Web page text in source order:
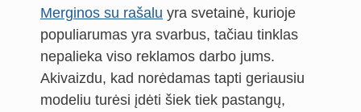
Merginos su rašalu yra svetainė, kurioje
populiarumas yra svarbus, tačiau tinklas
nepalieka viso reklamos darbo jums.
Akivaizdu, kad norėdamas tapti geriausiu
modeliu turėsi įdėti šiek tiek pastangų,